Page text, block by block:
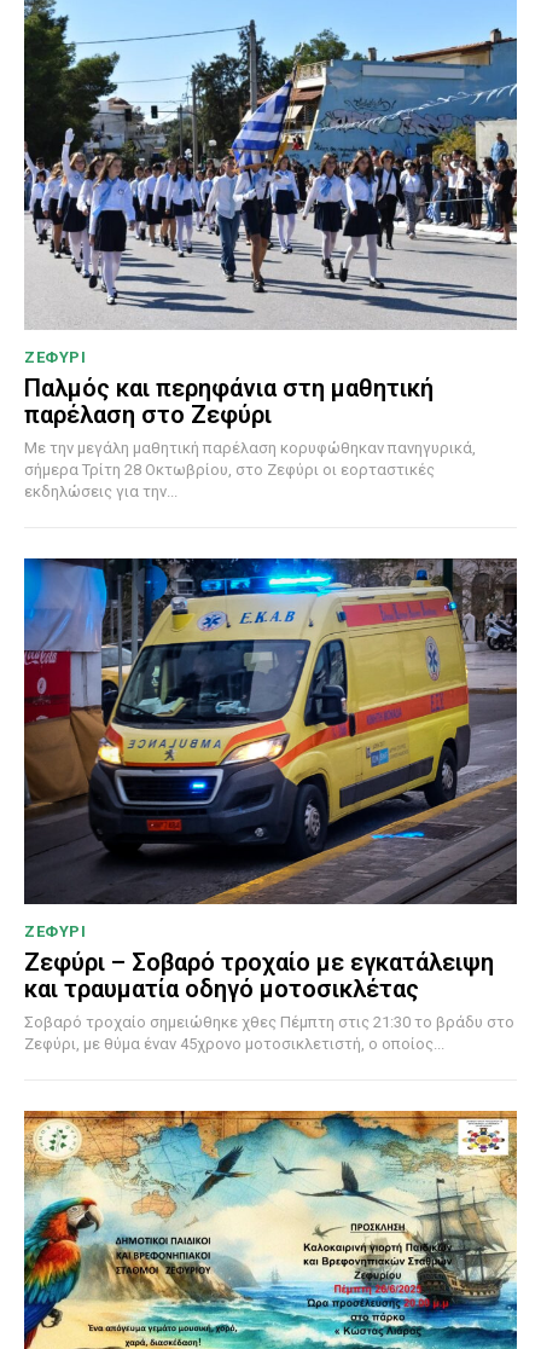
ΖΕΦΥΡΙ
Παλμός και περηφάνια στη μαθητική
παρέλαση στο Ζεφύρι
Με την μεγάλη μαθητική παρέλαση κορυφώθηκαν πανηγυρικά,
σήμερα Τρίτη 28 Οκτωβρίου, στο Ζεφύρι οι εορταστικές
εκδηλώσεις για την...
ΖΕΦΥΡΙ
Ζεφύρι – Σοβαρό τροχαίο με εγκατάλειψη
και τραυματία οδηγό μοτοσικλέτας
Σοβαρό τροχαίο σημειώθηκε χθες Πέμπτη στις 21:30 το βράδυ στο
Ζεφύρι, με θύμα έναν 45χρονο μοτοσικλετιστή, ο οποίος...